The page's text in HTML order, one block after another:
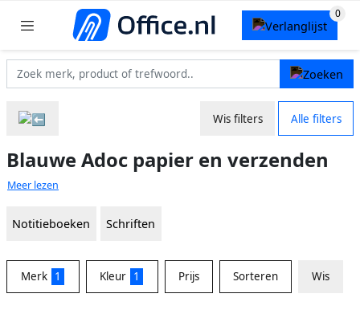
Wis filters Alle filters
Blauwe Adoc papier en verzenden
Meer lezen
Notitieboeken Schriften
Merk 1 Kleur 1 Prijs Sorteren Wis